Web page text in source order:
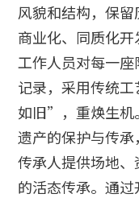
风貌和结构，保
商业化、同质化开
工作人员对每一
记录，采用传统
如旧”，重焕生机
遗产的保护与传
传承人提供场地
的活态传承。通